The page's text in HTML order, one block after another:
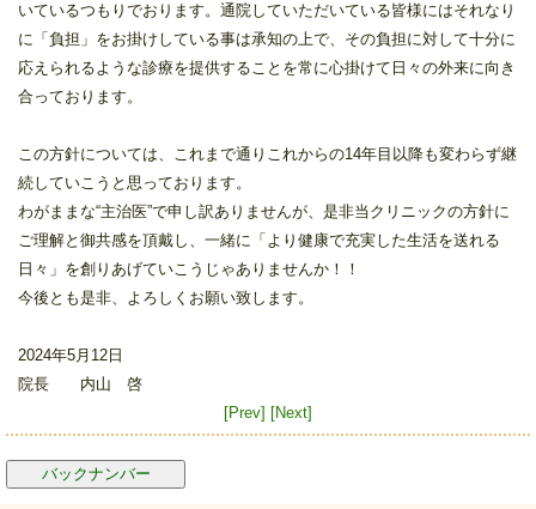
いているつもりでおります。通院していただいている皆様にはそれなり
に「負担」をお掛けしている事は承知の上で、その負担に対して十分に
応えられるような診療を提供することを常に心掛けて日々の外来に向き
合っております。
この方針については、これまで通りこれからの14年目以降も変わらず継
続していこうと思っております。
わがままな“主治医”で申し訳ありませんが、是非当クリニックの方針に
ご理解と御共感を頂戴し、一緒に「より健康で充実した生活を送れる
日々」を創りあげていこうじゃありませんか！！
今後とも是非、よろしくお願い致します。
2024年5月12日
院長 内山 啓
[Prev] [Next]
バックナンバー